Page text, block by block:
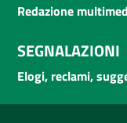
Redazione
SEGNALAZIONI
Elogi, reclami,